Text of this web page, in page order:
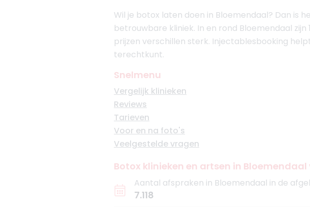
Wil je botox laten doen in Bloemendaal? Dan is
betrouwbare kliniek. In en rond Bloemendaal
prijzen verschillen sterk. Injectablesbooking
terechtkunt.
Snelmenu
Vergelijk klinieken
Reviews
Tarieven
Voor en na foto's
Veelgestelde vragen
Botox klinieken en artsen in Bloemendaal
Aantal afspraken in Bloemendaal in de
7.118